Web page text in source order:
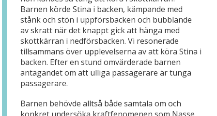
Barnen körde Stina i backen, kämpande med
stånk och stön i uppförsbacken och bubblande
av skratt när det knappt gick att hänga med
skottkärran i nedförsbacken. Vi resonerade
tillsammans över upplevelserna av att köra Stina i
backen. Efter en stund omvärderade barnen
antagandet om att ulliga passagerare är tunga
passagerare.
Barnen behövde alltså både samtala om och
konkret undersöka kraftfenomenen som Nasse